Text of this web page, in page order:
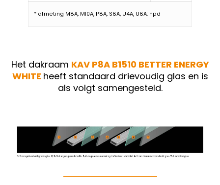
* afmeting M8A, M10A, P8A, S8A, U4A, U8A: npd
Het dakraam KAV P8A B1510 BETTER ENERGY
WHITE heeft standaard drievoudig glas en is
als volgt samengesteld.